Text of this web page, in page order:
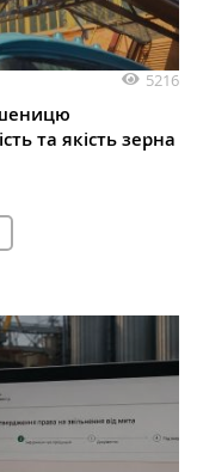
5216
та якість зерна